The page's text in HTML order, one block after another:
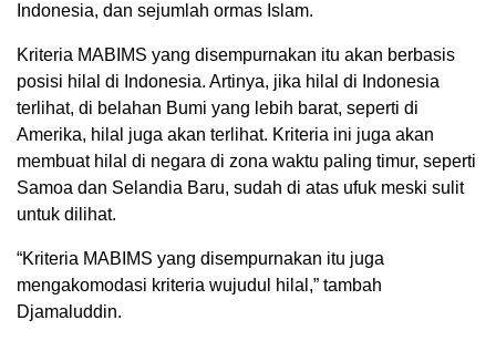
Indonesia, dan sejumlah ormas Islam.
Kriteria MABIMS yang disempurnakan itu akan berbasis
posisi hilal di Indonesia. Artinya, jika hilal di Indonesia
terlihat, di belahan Bumi yang lebih barat, seperti di
Amerika, hilal juga akan terlihat. Kriteria ini juga akan
membuat hilal di negara di zona waktu paling timur, seperti
Samoa dan Selandia Baru, sudah di atas ufuk meski sulit
untuk dilihat.
“Kriteria MABIMS yang disempurnakan itu juga
mengakomodasi kriteria wujudul hilal,” tambah
Djamaluddin.